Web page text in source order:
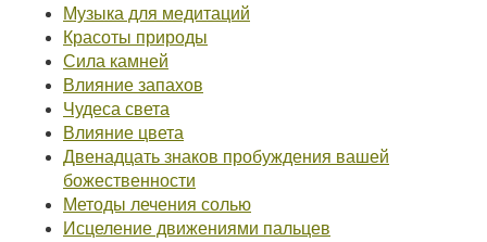
Музыка для медитаций
Красоты природы
Сила камней
Влияние запахов
Чудеса света
Влияние цвета
Двенадцать знаков пробуждения вашей
божественности
Методы лечения солью
Исцеление движениями пальцев